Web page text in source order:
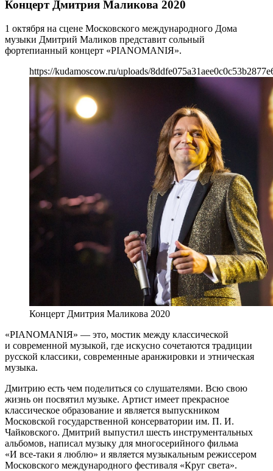
Концерт Дмитрия Маликова 2020
1 октября на сцене Московского международного Дома
музыки Дмитрий Маликов представит сольный
фортепианный концерт «PIANOMANIЯ».
https://kudamoscow.ru/uploads/
Концерт Дмитрия Маликова 2020
«PIANOMANIЯ» — это, мостик между классической
и современной музыкой, где искусно сочетаются традиции
русской классики, современные аранжировки и этническая
музыка.
Дмитрию есть чем поделиться со слушателями. Всю свою
жизнь он посвятил музыке. Артист имеет прекрасное
классическое образование и является выпускником
Московской государственной консерватории им. П. И.
Чайковского. Дмитрий выпустил шесть инструментальных
альбомов, написал музыку для многосерийного фильма
«И все-таки я люблю» и является музыкальным режиссером
Московского международного фестиваля «Круг света».